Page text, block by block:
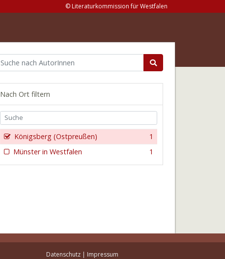
© Literaturkommission für Westfalen
Nach Ort filtern
1
Königsberg (Ostpreußen)
1
Münster in Westfalen
Datenschutz| Impressum